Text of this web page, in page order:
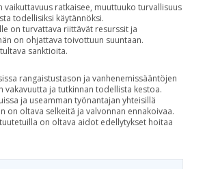
vaikuttavuus ratkaisee, muuttuuko turvallisuus
todellisiksi käytännöksi.
on turvattava riittävät resurssit ja
on ohjattava toivottuun suuntaan.
sanktioita.
rangaistustason ja vanhenemissääntöjen
vakavuutta ja tutkinnan todellista kestoa.
ja useamman työnantajan yhteisillä
on oltava selkeitä ja valvonnan ennakoivaa.
on oltava aidot edellytykset hoitaa